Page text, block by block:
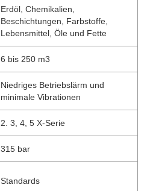
Erdöl, Chemikalien,
Beschichtungen, Farbstoffe,
Lebensmittel, Öle und Fette
6 bis 250 m3
Niedriges Betriebslärm und
minimale Vibrationen
2. 3, 4, 5 X-Serie
315 bar
Standards